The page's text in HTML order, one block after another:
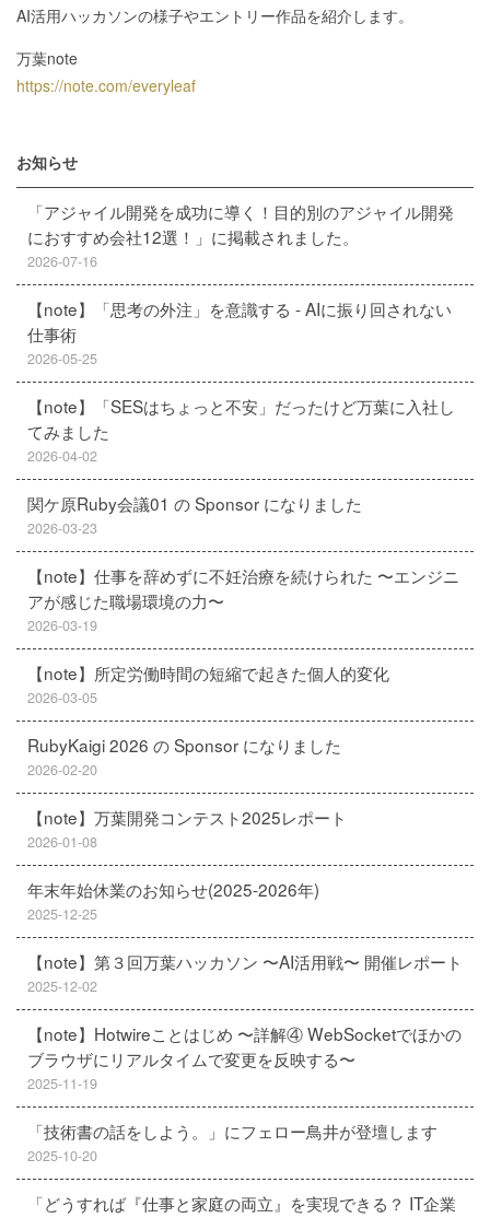
AI活用ハッカソンの様子やエントリー作品を紹介します。
万葉note
https://note.com/everyleaf
お知らせ
「アジャイル開発を成功に導く！目的別のアジャイル開発
におすすめ会社12選！」に掲載されました。
2026-07-16
【note】「思考の外注」を意識する - AIに振り回されない
仕事術
2026-05-25
【note】「SESはちょっと不安」だったけど万葉に入社し
てみました
2026-04-02
関ケ原Ruby会議01 の Sponsor になりました
2026-03-23
【note】仕事を辞めずに不妊治療を続けられた 〜エンジニ
アが感じた職場環境の力〜
2026-03-19
【note】所定労働時間の短縮で起きた個人的変化
2026-03-05
RubyKaigi 2026 の Sponsor になりました
2026-02-20
【note】万葉開発コンテスト2025レポート
2026-01-08
年末年始休業のお知らせ(2025-2026年)
2025-12-25
【note】第３回万葉ハッカソン 〜AI活用戦〜 開催レポート
2025-12-02
【note】Hotwireことはじめ 〜詳解④ WebSocketでほかの
ブラウザにリアルタイムで変更を反映する〜
2025-11-19
「技術書の話をしよう。」にフェロー鳥井が登壇します
2025-10-20
「どうすれば『仕事と家庭の両立』を実現できる？ IT企業